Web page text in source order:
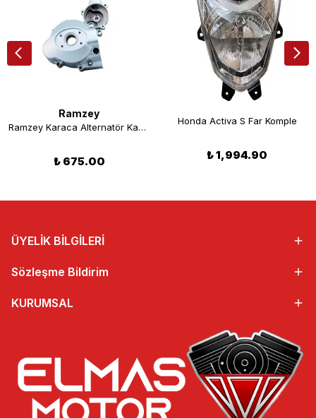
Ramzey
Ramzey Karaca Alternatör Kapağı
₺ 675.00
Honda Activa S Far Komple
₺ 1,994.90
ÜYELİK BİLGİLERİ
Sözleşme Bildirim
KURUMSAL